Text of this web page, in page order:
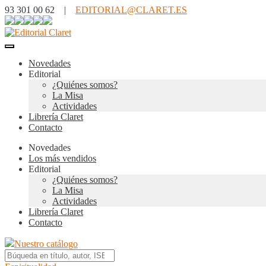
93 301 00 62 | EDITORIAL@CLARET.ES
Novedades
Editorial
¿Quiénes somos?
La Misa
Actividades
Librería Claret
Contacto
Novedades
Los más vendidos
Editorial
¿Quiénes somos?
La Misa
Actividades
Librería Claret
Contacto
Nuestro catálogo